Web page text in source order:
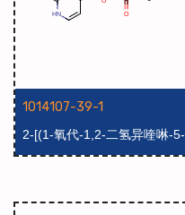
1014107-39-1
2-[(1-氧代-1,2-二氢异喹啉-5-
基)氧基]丙酸乙酯